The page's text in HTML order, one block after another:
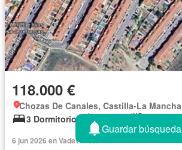
118.000 €
Chozas De Canales, Castilla-La Mancha
3 Dormitorios
6 jun 2026 en Vadevender
Guardar búsqueda